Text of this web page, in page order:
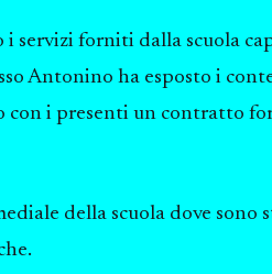
servizi forniti dalla scuola
Antonino ha esposto i
i presenti un contratto
della scuola dove sono